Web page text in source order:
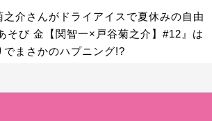
之介さんがドライアイスで夏休みの自由
そび 金【関智一×戸谷菊之介】#12』は
でまさかのハプニング!?